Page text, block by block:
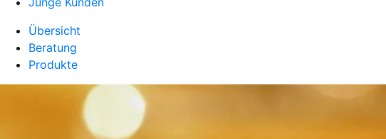
Übersicht
Beratung
Produkte